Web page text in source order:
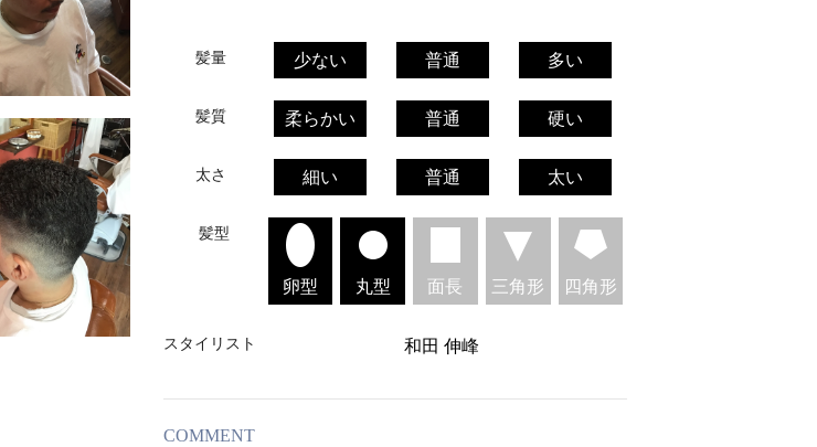
髪量 少ない 普通 多い
髪質 柔らかい 普通 硬い
太さ 細い 普通 太い
髪型
卵型 丸型 面長 三角形 四角形
スタイリスト 和田 伸峰
COMMENT